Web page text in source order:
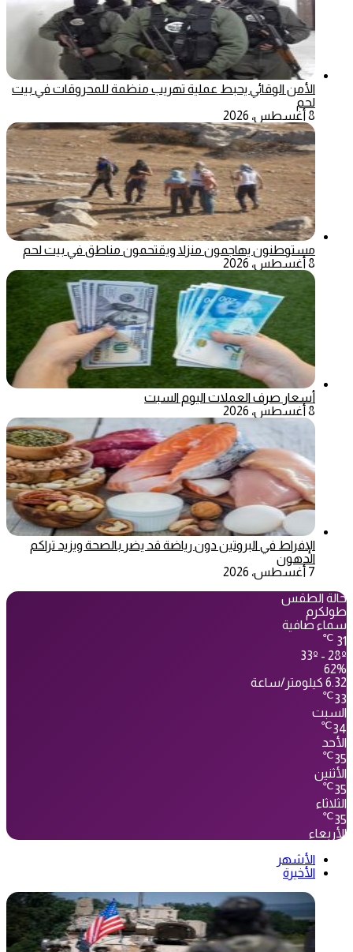
الأمن الوقائي يحبط عملية تهريب منظمة للمحروقات في بيت
لحم
8 أغسطس، 2026
مستوطنون يهاجمون منزلا ويقتحمون مناطق في بيت لحم
8 أغسطس، 2026
أسعار صرف العملات اليوم السبت
8 أغسطس، 2026
الإفراط في البروتين دون رياضة قد يضر بالصحة ويزيد تراكم
الدهون
7 أغسطس، 2026
حالة الطقس
طولكرم
سماء صافية
31
℃
33º - 28º
62%
6.32 كيلومتر/ساعة
33
℃
السبت
34
℃
الأحد
35
℃
الأثنين
35
℃
الثلاثاء
35
℃
الأربعاء
الأشهر
الأخيرة